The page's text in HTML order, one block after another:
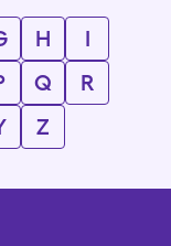
H
I
Q
R
Z